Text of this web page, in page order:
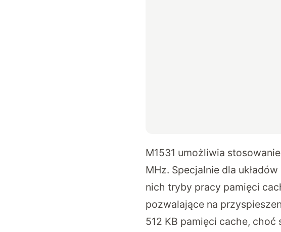
M1531 umożliwia
MHz. Specjalnie dla
nich tryby pracy pamięci
pozwalające na
512 KB pamięci cache,